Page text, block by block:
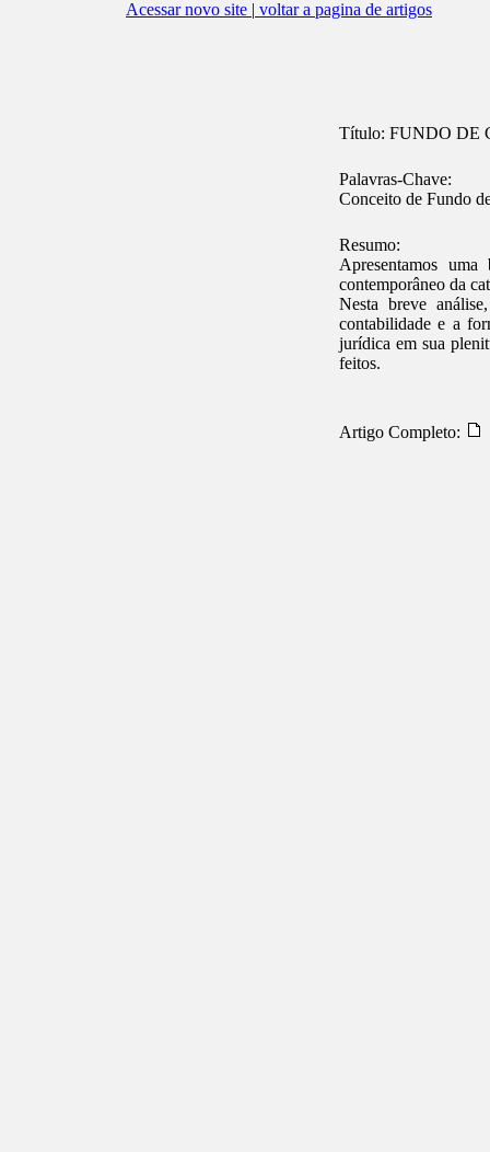
Acessar novo site | voltar a pagina de artigos
Título: FUNDO DE
Palavras-Chave:
Conceito de Fundo
Resumo:
Apresentamos
contemporâneo da
Nesta breve
contabilidade e a
jurídica em sua
feitos.
Artigo Completo: